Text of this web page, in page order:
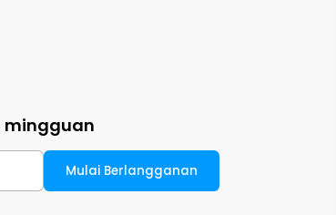
mingguan
Mulai Berlangganan